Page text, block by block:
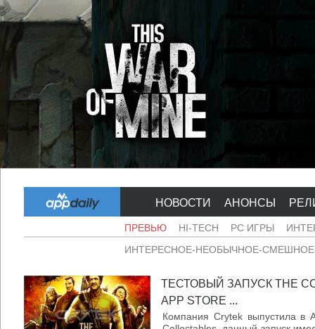
НОВОСТИ АНОНСЫ
ПРЕВЬЮ HI-TECH PC ИГРЫ
ИНТЕРЕСНОЕ-НЕОБЫЧНОЕ-
ТЕСТОВЫЙ ЗАПУСК THE
APP STORE ...
Компания Crytek выпустила в